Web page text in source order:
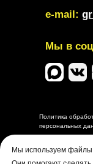
Мы используем файлы
Мы в
e-mail:
Разработка и
Политика
персональных